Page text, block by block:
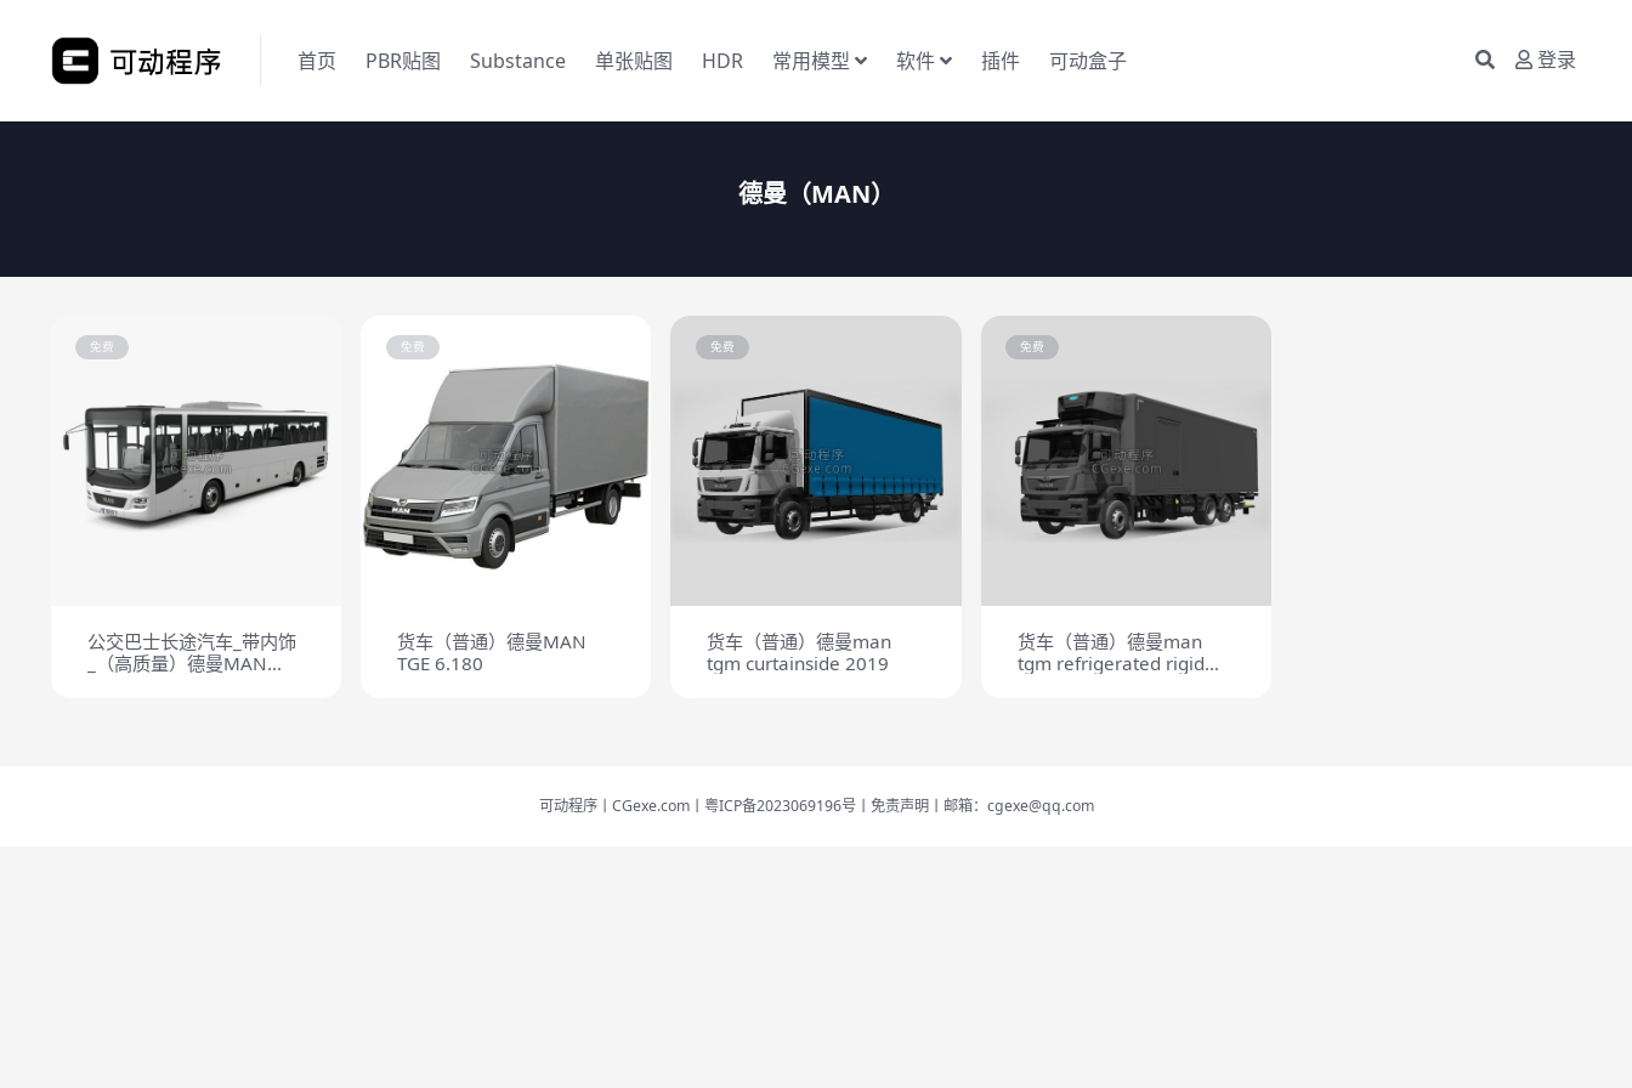
首页 PBR贴图 Substance 单张贴图 HDR 常用模型 软件 插件 可动盒子 登录
德曼（MAN）
免费
公交巴士长途汽车_带内饰
_（高质量）德曼MAN
免费
货车（普通）德曼MAN
TGE 6.180
免费
货车（普通）德曼man
tgm curtainside 2019
免费
货车（普通）德曼man
tgm refrigerated rigid
可动程序丨CGexe.com丨粤ICP备2023069196号丨免责声明丨邮箱：cgexe@qq.com